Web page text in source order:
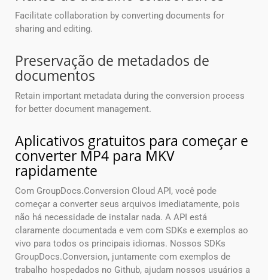
Facilitate collaboration by converting documents for
sharing and editing.
Preservação de metadados de
documentos
Retain important metadata during the conversion process
for better document management.
Aplicativos gratuitos para começar e
converter MP4 para MKV
rapidamente
Com GroupDocs.Conversion Cloud API, você pode
começar a converter seus arquivos imediatamente, pois
não há necessidade de instalar nada. A API está
claramente documentada e vem com SDKs e exemplos ao
vivo para todos os principais idiomas. Nossos SDKs
GroupDocs.Conversion, juntamente com exemplos de
trabalho hospedados no Github, ajudam nossos usuários a